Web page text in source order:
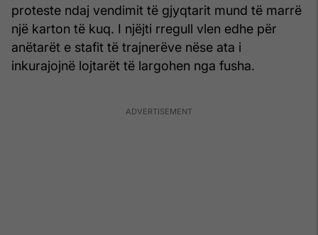
proteste ndaj vendimit të gjyqtarit mund të marrë
një karton të kuq. I njëjti rregull vlen edhe për
anëtarët e stafit të trajnerëve nëse ata i
inkurajojnë lojtarët të largohen nga fusha.